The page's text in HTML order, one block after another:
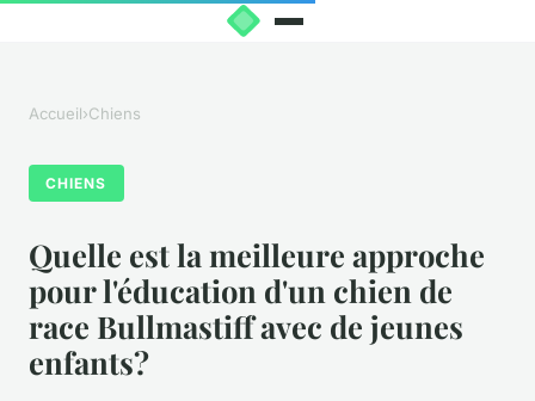
Accueil›Chiens
CHIENS
Quelle est la meilleure approche
pour l'éducation d'un chien de
race Bullmastiff avec de jeunes
enfants?